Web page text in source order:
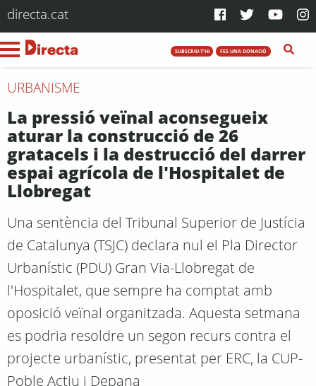
directa.cat
SUBSCRIU-T'HI FES UNA DONACIÓ
URBANISME
La pressió veïnal aconsegueix
aturar la construcció de 26
gratacels i la destrucció del darrer
espai agrícola de l'Hospitalet de
Llobregat
Una sentència del Tribunal Superior de Justícia
de Catalunya (TSJC) declara nul el Pla Director
Urbanístic (PDU) Gran Via-Llobregat de
l'Hospitalet, que sempre ha comptat amb
oposició veïnal organitzada. Aquesta setmana
es podria resoldre un segon recurs contra el
projecte urbanístic, presentat per ERC, la CUP-
Poble Actiu i Depana